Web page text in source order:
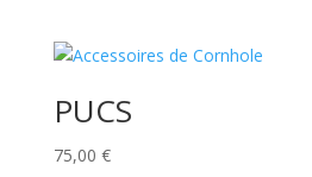
PUCS
75,00 €